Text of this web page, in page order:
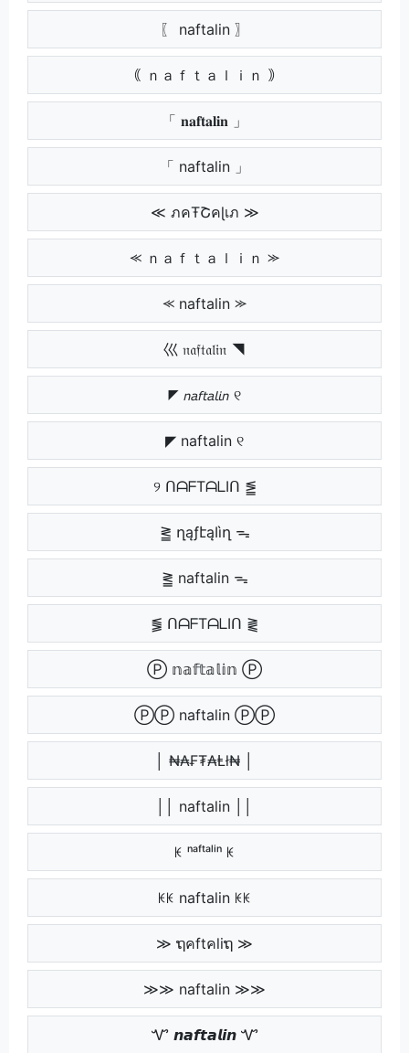
〖 naftalin 〗
｟ ｎａｆｔａｌｉｎ ｠
「 𝐧𝐚𝐟𝐭𝐚𝐥𝐢𝐧 」
「 naftalin 」
≪ ภคŦՇคɭเภ ≫
⪻ ｎａｆｔａｌｉｎ ⪼
⪻ naftalin ⪼
巛 𝔫𝔞𝔣𝔱𝔞𝔩𝔦𝔫 ◥
◤ 𝘯𝘢𝘧𝘵𝘢𝘭𝘪𝘯 ୧
◤ naftalin ୧
୨ ᑎᗩᖴTᗩᒪIᑎ ⪑
⪒ ղąƒէąӀìղ ᯓ
⪒ naftalin ᯓ
⪓ ᑎᗩᖴTᗩᒪIᑎ ⪔
Ⓟ 𝕟𝕒𝕗𝕥𝕒𝕝𝕚𝕟 Ⓟ
ⓅⓅ naftalin ⓅⓅ
│ ₦₳₣₮₳Ⱡł₦ │
││ naftalin ││
ꀘ ⁿᵃᶠᵗᵃˡⁱⁿ ꀘ
ꀘꀘ naftalin ꀘꀘ
≫ ຖคftคliຖ ≫
≫≫ naftalin ≫≫
Ꮙ 𝙣𝙖𝙛𝙩𝙖𝙡𝙞𝙣 Ꮙ